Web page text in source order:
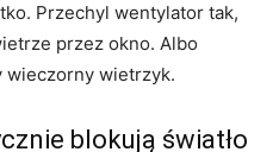
Przechyl wentylator tak,
przez okno. Albo
wieczorny wietrzyk.
blokują światło